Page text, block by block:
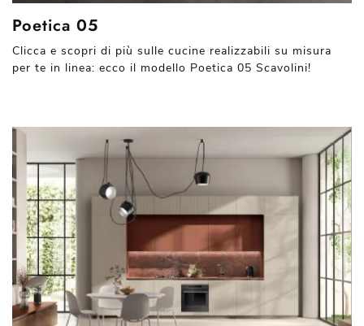
Poetica 05
Clicca e scopri di più sulle cucine realizzabili su misura
per te in linea: ecco il modello Poetica 05 Scavolini!